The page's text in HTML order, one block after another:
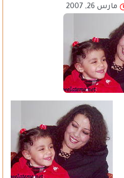
مارس 26, 2007